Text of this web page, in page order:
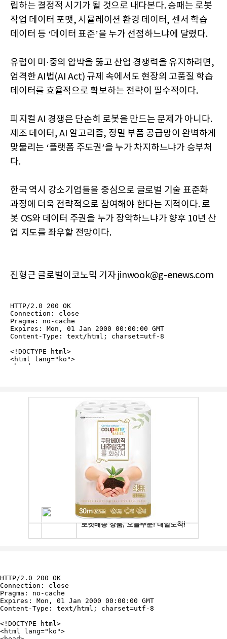
립하는 결정적 시기가 될 것으로 내다본다. 승패는 로봇
작업 데이터 포맷, 시뮬레이션 환경 데이터, 센서 학습
데이터 등 ‘데이터 표준’을 누가 선점하느냐에 달렸다.
유럽이 미·중의 압박을 뚫고 산업 경쟁력을 유지하려면,
엄격한 AI법(AI Act) 규제 속에서도 현장의 고품질 학습
데이터를 효율적으로 확보하는 전략이 필수적이다.
피지컬 AI 경쟁은 단순히 로봇을 만드는 문제가 아니다.
제조 데이터, AI 알고리즘, 정밀 부품 공급망이 완벽하게
맞물리는 ‘플랫폼 주도권’을 누가 차지하느냐가 승부처
다.
한국 역시 강소기업들을 중심으로 글로벌 기술 표준화
과정에 더욱 전략적으로 참여해야 한다는 지적이다. 로
봇 OS와 데이터 주권을 누가 장악하느냐가 향후 10년 산
업 지도를 좌우할 전망이다.
진형근 글로벌이코노믹 기자 jinwook@g-enews.com